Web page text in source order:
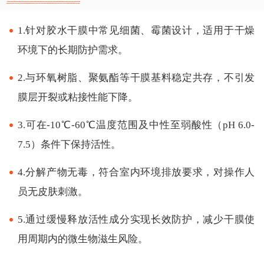
1.针对胶水干膜中常见细菌、霉菌设计，适用于干燥
环境下的长期防护需求。
2.与环氧树脂、聚氨酯等干膜基料稳定共存，不引发
膜层开裂或粘接性能下降。
3.可在-10℃-60℃温度范围及中性至弱酸性（pH 6.0-
7.5）条件下保持活性。
4.分解产物无毒，符合室内环境排放要求，对操作人
员无皮肤刺激。
5.通过缓慢释放活性成分实现长效防护，减少干膜使
用周期内的微生物滋生风险。